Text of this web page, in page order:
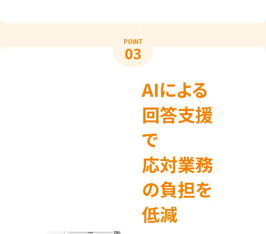
POINT
03
AIによる
回答支援
で
応対業務
の負担を
低減